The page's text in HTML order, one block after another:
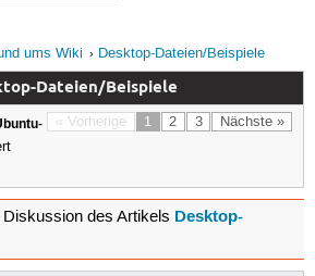
ums Wiki Desktop-Dateien/Beispiele
Dateien/Beispiele
« Vorherige 1 2 3 Nächste »
des Artikels Desktop-